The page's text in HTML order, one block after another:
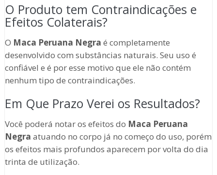
O Produto tem Contraindicações e
Efeitos Colaterais?
O Maca Peruana Negra é completamente
desenvolvido com substâncias naturais. Seu uso é
confiável e é por esse motivo que ele não contém
nenhum tipo de contraindicações.
Em Que Prazo Verei os Resultados?
Você poderá notar os efeitos do Maca Peruana
Negra atuando no corpo já no começo do uso, porém
os efeitos mais profundos aparecem por volta do dia
trinta de utilização.